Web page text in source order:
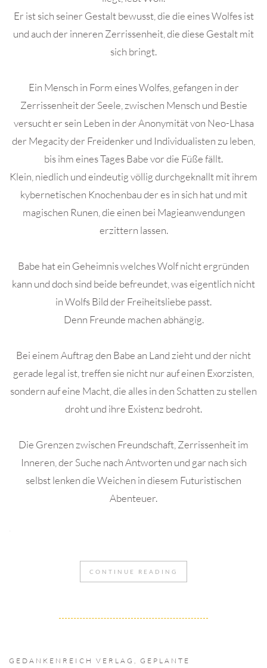
Er ist sich seiner Gestalt bewusst, die die eines Wolfes ist
und auch der inneren Zerrissenheit, die diese Gestalt mit
sich bringt.
Ein Mensch in Form eines Wolfes, gefangen in der
Zerrissenheit der Seele, zwischen Mensch und Bestie
versucht er sein Leben in der Anonymität von Neo-Lhasa
der Megacity der Freidenker und Individualisten zu leben,
bis ihm eines Tages Babe vor die Füße fällt.
Klein, niedlich und eindeutig völlig durchgeknallt mit ihrem
kybernetischen Knochenbau der es in sich hat und mit
magischen Runen, die einen bei Magieanwendungen
erzittern lassen.
Babe hat ein Geheimnis welches Wolf nicht ergründen
kann und doch sind beide befreundet, was eigentlich nicht
in Wolfs Bild der Freiheitsliebe passt.
Denn Freunde machen abhängig.
Bei einem Auftrag den Babe an Land zieht und der nicht
gerade legal ist, treffen sie nicht nur auf einen Exorzisten,
sondern auf eine Macht, die alles in den Schatten zu stellen
droht und ihre Existenz bedroht.
Die Grenzen zwischen Freundschaft, Zerrissenheit im
Inneren, der Suche nach Antworten und gar nach sich
selbst lenken die Weichen in diesem Futuristischen
Abenteuer.
CONTINUE READING
GEDANKENREICH VERLAG , GEPLANTE